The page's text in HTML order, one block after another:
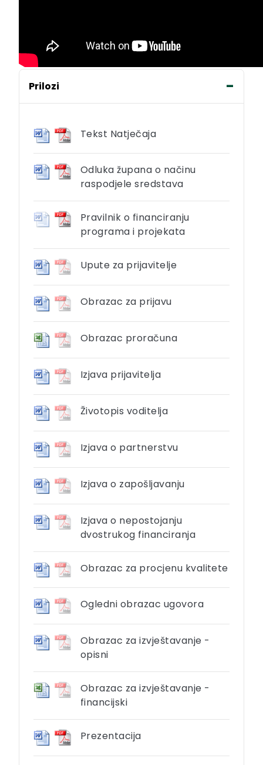
Prilozi
Tekst Natječaja
Odluka župana o načinu
raspodjele sredstava
Pravilnik o financiranju
programa i projekata
Upute za prijavitelje
Obrazac za prijavu
Obrazac proračuna
Izjava prijavitelja
Životopis voditelja
Izjava o partnerstvu
Izjava o zapošljavanju
Izjava o nepostojanju
dvostrukog financiranja
Obrazac za procjenu kvalitete
Ogledni obrazac ugovora
Obrazac za izvještavanje -
opisni
Obrazac za izvještavanje -
financijski
Prezentacija